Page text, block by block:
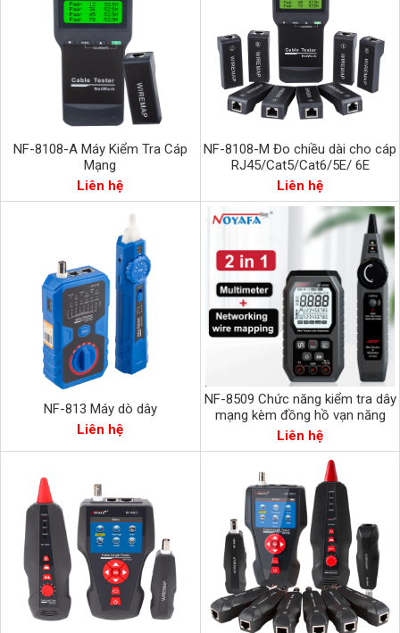
NF-8108-A Máy Kiểm Tra Cáp
Mạng
Liên hệ
NF-8108-M Đo chiều dài cho cáp
RJ45/Cat5/Cat6/5E/ 6E
Liên hệ
NF-813 Máy dò dây
Liên hệ
NF-8509 Chức năng kiểm tra dây
mạng kèm đồng hồ vạn năng
Liên hệ